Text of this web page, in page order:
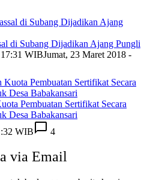
di Subang Dijadikan Ajang Pungli
WIBJumat, 23 Maret 2018 -
Pembuatan Sertifikat Secara
Desa Babakansari
WIB
4
via Email